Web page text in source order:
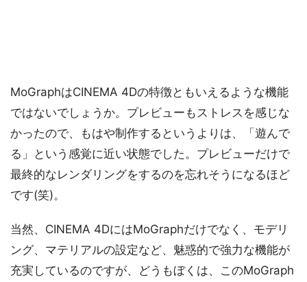
MoGraphはCINEMA 4Dの特徴ともいえるような機能
ではないでしょうか。プレビューもストレスを感じな
かったので、もはや制作するというよりは、「遊んで
る」という感覚に近い状態でした。プレビューだけで
最終的なレンダリングをするのを忘れそうになるほど
です(笑)。
当然、CINEMA 4DにはMoGraphだけでなく、モデリ
ング、マテリアルの設定など、魅惑的で強力な機能が
充実しているのですが、どうもぼくは、このMoGraph